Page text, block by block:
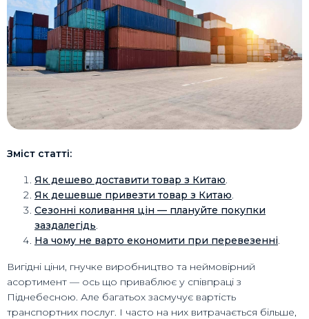
Зміст статті:
Як дешево доставити товар з Китаю.
Як дешевше привезти товар з Китаю.
Сезонні коливання цін — плануйте покупки
заздалегідь.
На чому не варто економити при перевезенні.
Вигідні ціни, гнучке виробництво та неймовірний
асортимент — ось що приваблює у співпраці з
Піднебесною. Але багатьох засмучує вартість
транспортних послуг. І часто на них витрачається більше,